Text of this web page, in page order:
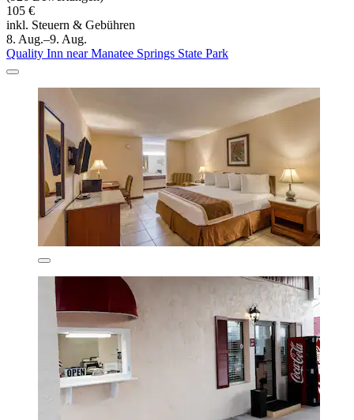
105 €
inkl. Steuern & Gebühren
8. Aug.–9. Aug.
Quality Inn near Manatee Springs State Park